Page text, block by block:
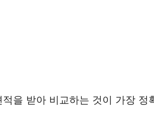
을 받아 비교하는 것이 가장